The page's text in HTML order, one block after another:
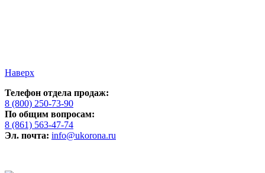
Наверх
Телефон отдела продаж:
8 (800) 250-73-90
По общим вопросам:
8 (861) 563-47-74
Эл. почта: info@ukorona.ru